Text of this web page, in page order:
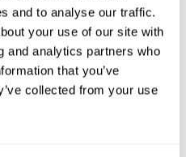
and to analyse our traffic.
your use of our site with
and analytics partners who
that you’ve
collected from your use
qui sort du soma
"câble", présentant des
(2) aux extrémités qui sont
(5), à travers lesquels se
(élément pré-synaptique). La
énormément d'un neurone à
(moins de 1mm) et de très